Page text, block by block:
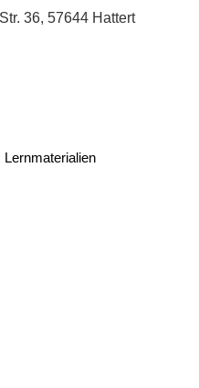
36, 57644 Hattert